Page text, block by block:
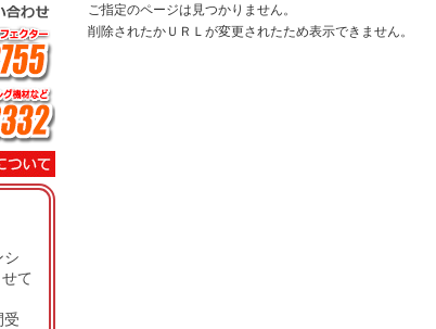
ご指定のページは見つかりません。
削除されたかＵＲＬが変更されたため表示できません。
シ
て
受